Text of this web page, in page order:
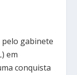
gabinete
em
conquista